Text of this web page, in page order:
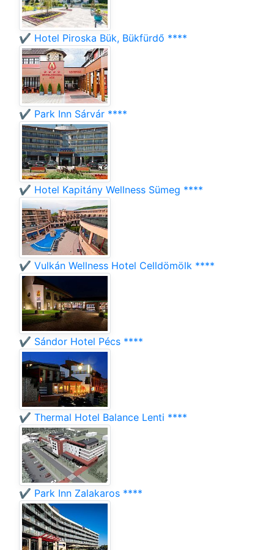
✔️ Hotel Piroska Bük, Bükfürdő ****
✔️ Park Inn Sárvár ****
✔️ Hotel Kapitány Wellness Sümeg ****
✔️ Vulkán Wellness Hotel Celldömölk ****
✔️ Sándor Hotel Pécs ****
✔️ Thermal Hotel Balance Lenti ****
✔️ Park Inn Zalakaros ****